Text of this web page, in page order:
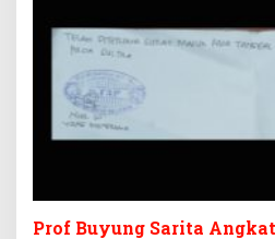
Prof Buyung Sarita